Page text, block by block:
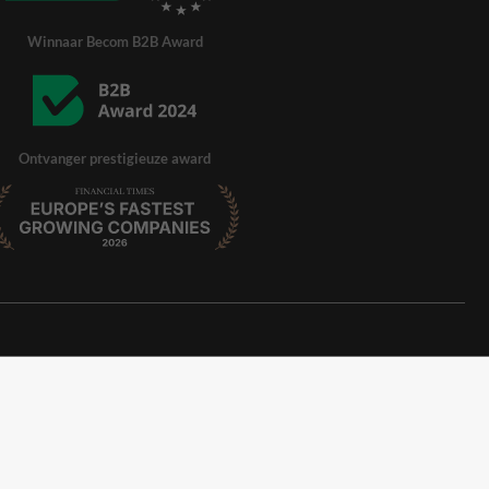
Winnaar Becom B2B Award
Ontvanger prestigieuze award